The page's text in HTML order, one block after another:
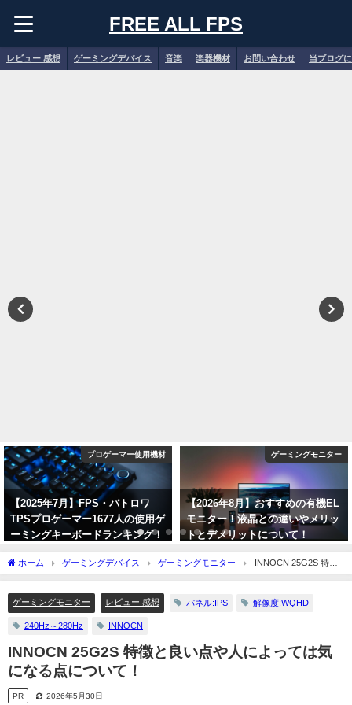
FREE ALL FPS
レビュー 感想 ゲーミングデバイス 音楽 楽器機材 お問い合わせ 当ブログ
プロゲーマー使用機材
【2025年7月】FPS・バトロワ
TPSプロゲーマー1677人の使用ゲ
ーミングキーボードランキング！
人気メーカーとモデルを紹介！
ゲーミングモニター
【2026年8月】おすすめの有機EL
モニター！液晶との違いやメリッ
トとデメリットについて！
【OLED】
ホーム ゲーミングデバイス ゲーミングモニター
INNOCN 25G2S 特徴
と良い点や人によっては気になる点について！
ゲーミングモニター レビュー 感想 パネル:IPS 解像度:WQHD
240Hz～280Hz INNOCN
INNOCN 25G2S 特徴と良い点や人によっては気
になる点について！
PR 2026年5月30日